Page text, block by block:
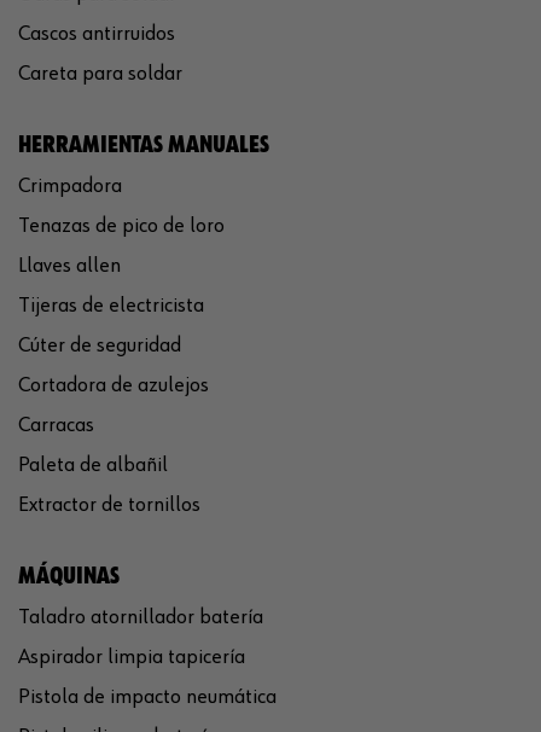
Cascos antirruidos
Careta para soldar
HERRAMIENTAS MANUALES
Crimpadora
Tenazas de pico de loro
Llaves allen
Tijeras de electricista
Cúter de seguridad
Cortadora de azulejos
Carracas
Paleta de albañil
Extractor de tornillos
MÁQUINAS
Taladro atornillador batería
Aspirador limpia tapicería
Pistola de impacto neumática